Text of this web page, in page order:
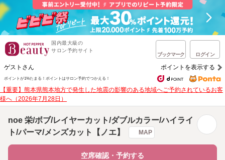
国内最大級の
サロン予約サイト
ブックマーク ログイン
ゲストさん ポイントを表示する
ポイントが1%たまる！ ポイントはサロン予約でつかえる！
【重要】熊本県熊本地方で発生した地震の影響のある地域へご予約されているお客
様へ（2026年7月28日）
noe 栄/ボブ/レイヤーカット/ダブルカラー/ハイライ
ト/パーマ/メンズカット【ノエ】
MAP
空席確認・予約する